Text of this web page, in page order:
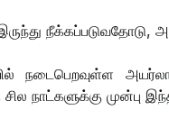
நீக்கப்படுவதோடு,
நடைபெறவுள்ள
நாட்களுக்கு முன்பு